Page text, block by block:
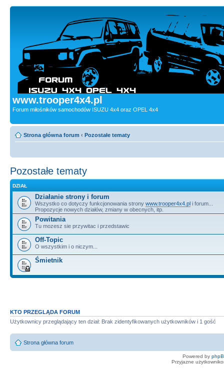
www.trooper4x4.pl
Forum miłośników samochodów ISUZU 4x4 oraz OPEL 4x4
Strona główna forum ‹ Pozostałe tematy
Pozostałe tematy
DZIAŁ
Działanie strony i forum
Wszystko co dotyczy funkcjonowania strony www.trooper4x4.pl i forum...
Propozycje nowych działów, zmiany w obecnych, itp.
Powitania
Tu mozesz sie przywitac i przedstawic
Off-Topic
O wszystkim i o niczym...
Śmietnik
KTO PRZEGLĄDA FORUM
Użytkownicy przeglądający ten dział: Brak zidentyfikowanych użytkowników i 1 gość
Strona główna forum
Powered by
Przyjazne